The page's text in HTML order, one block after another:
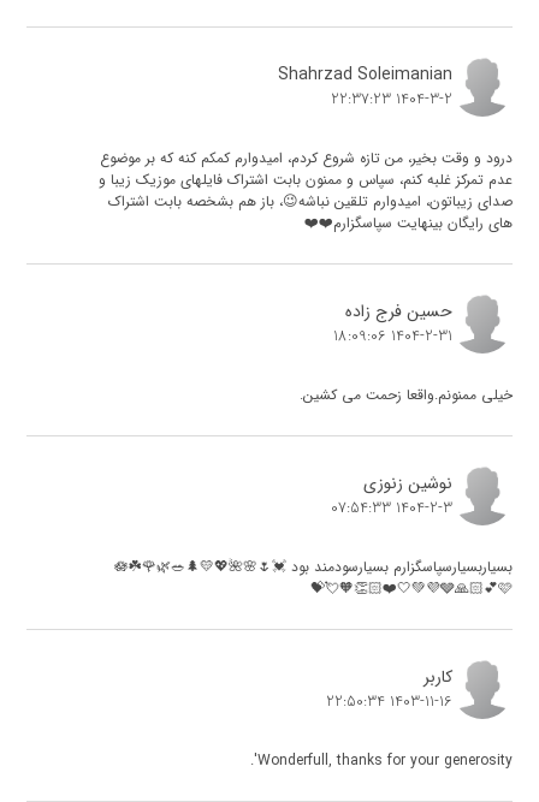
Shahrzad Soleimanian
1404-3-2 22:37:23
درود و وقت بخیر، من تازه شروع کردم، امیدوارم کمکم کنه که بر موضوع
عدم تمرکز غلبه کنم، سپاس و ممنون بابت اشتراک فایلهای موزیک زیبا و
صدای زیباتون، امیدوارم تلقین نباشه😉، باز هم بشخصه بابت اشتراک
های رایگان بینهایت سپاسگزارم❤️❤️
حسین فرج زاده
1404-2-31 18:09:06
خیلی ممنونم.واقعا زحمت می کشین.
نوشین زنوزی
1404-2-3 07:54:33
بسیاربسیارسپاسگزارم بسیارسودمند بود 💓🌷🌸🌺🪷☘️🌹🌿🥗🌲💛💖
👏🏻❤️🤍💚💜🩶🙏🏻💕🩷🧡💘💝
کاربر
1403-11-16 22:50:34
Wonderfull, thanks for your generosity'.